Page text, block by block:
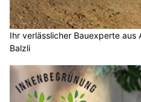
Ihr verlässlicher Bauexperte aus
Balzli